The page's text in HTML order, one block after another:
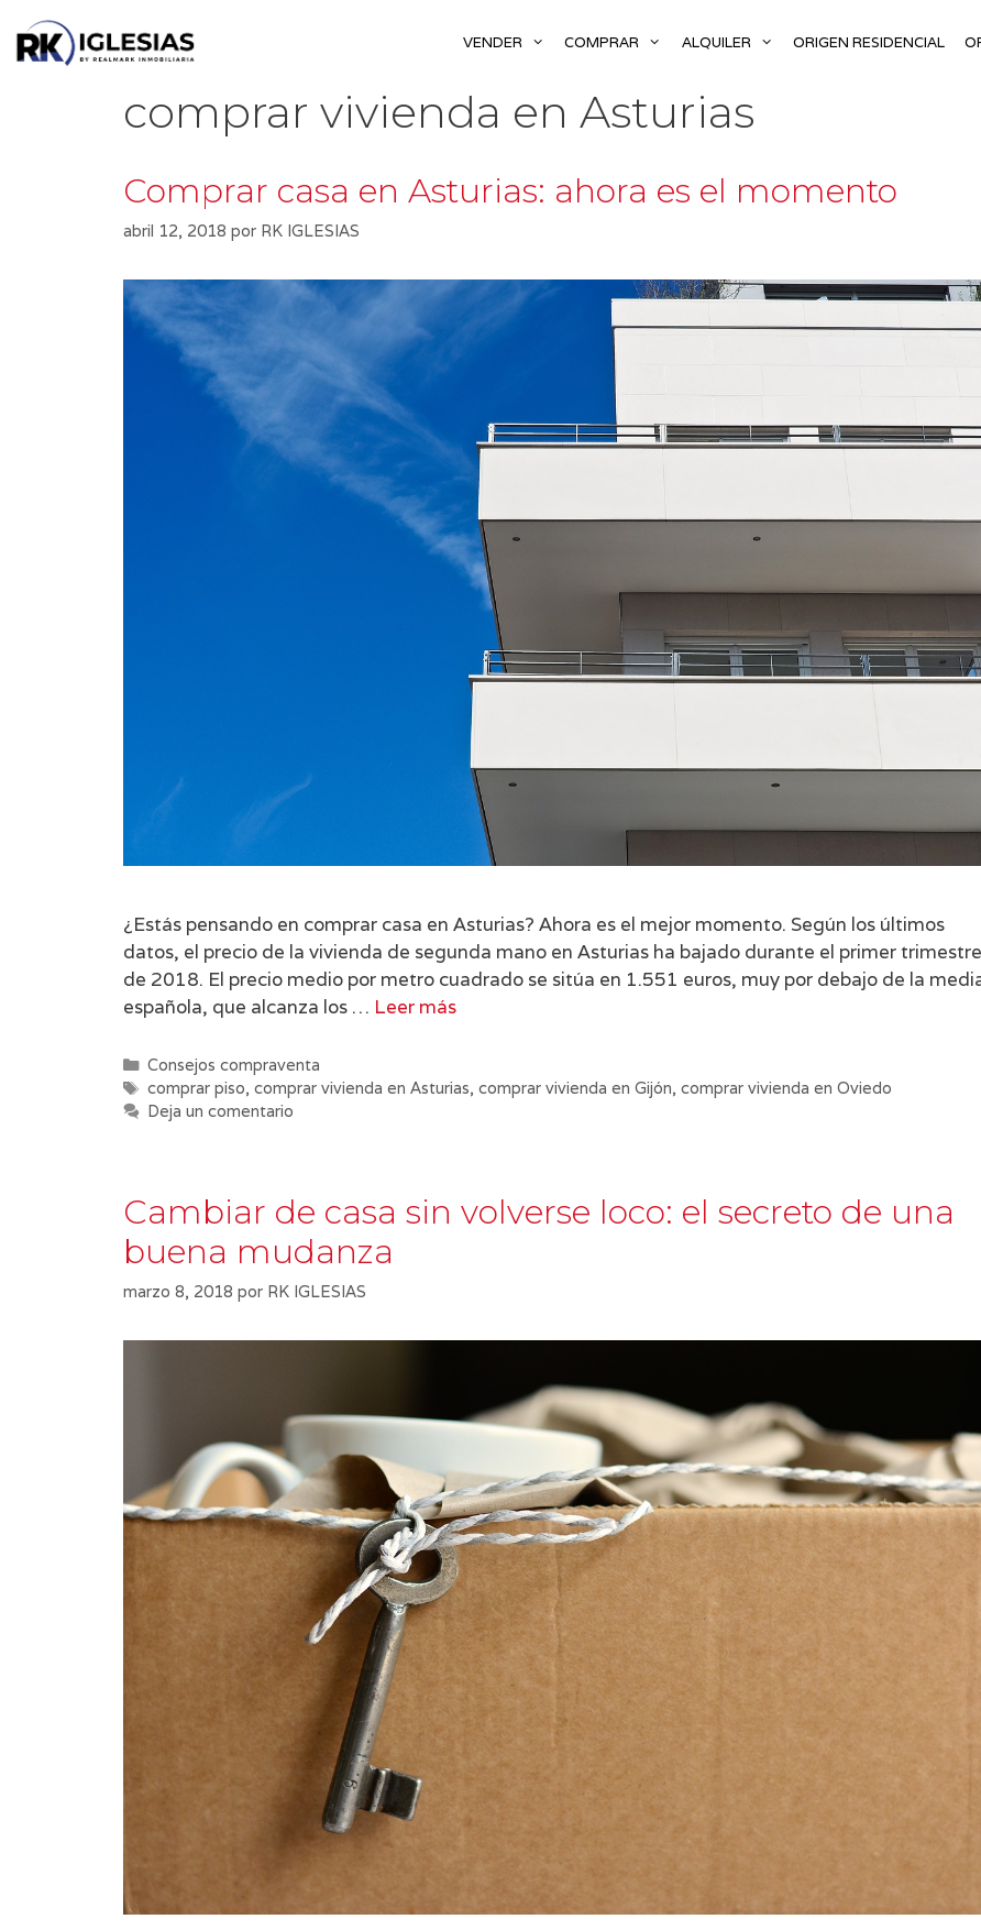
contenido
VENDER COMPRAR ALQUILER ORIGEN RESIDENCIAL
comprar vivienda en Asturias
Comprar casa en Asturias: ahora es el momento
abril 12, 2018 por RK IGLESIAS
¿Estás pensando en comprar casa en Asturias? Ahora es el mejor momento. Según los últimos
datos, el precio de la vivienda de segunda mano en Asturias ha bajado durante el primer trimestre
de 2018. El precio medio por metro cuadrado se sitúa en 1.551 euros, muy por debajo de la
española, que alcanza los … Leer más
Categorías
Consejos compraventa
Etiquetas
comprar piso, comprar vivienda en Asturias, comprar vivienda en Gijón, comprar vivienda en Oviedo
Deja un comentario
Cambiar de casa sin volverse loco: el secreto de una
buena mudanza
marzo 8, 2018 por RK IGLESIAS